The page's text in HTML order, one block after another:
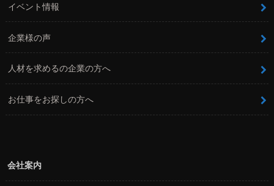
イベント情報
企業様の声
人材を求めるの企業の方へ
お仕事をお探しの方へ
会社案内